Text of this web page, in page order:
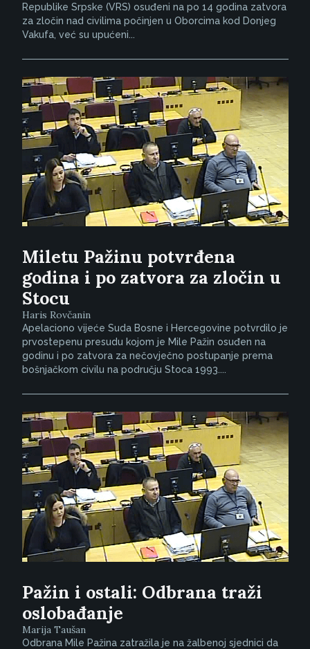
Republike Srpske (VRS) osuđeni na po 14 godina zatvora
za zločin nad civilima počinjen u Oborcima kod Donjeg
Vakufa, već su upućeni...
Miletu Pažinu potvrđena
godina i po zatvora za zločin u
Stocu
Haris Rovčanin
Apelaciono vijeće Suda Bosne i Hercegovine potvrdilo je
prvostepenu presudu kojom je Mile Pažin osuđen na
godinu i po zatvora za nečovječno postupanje prema
bošnjačkom civilu na području Stoca 1993....
Pažin i ostali: Odbrana traži
oslobađanje
Marija Taušan
Odbrana Mile Pažina zatražila je na žalbenoj sjednici da